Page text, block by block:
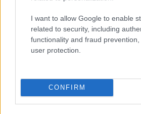
I want to allow Google to enable
related to security, including
functionality and fraud
user protection.
CONFIRM
από πρόσωπα
Διαμαντοπούλου ή η
απέναντι και στην παραμικρή
συγχρωτισμό με την Πλεύση
Επιτροπή με
συμμετέχοντες